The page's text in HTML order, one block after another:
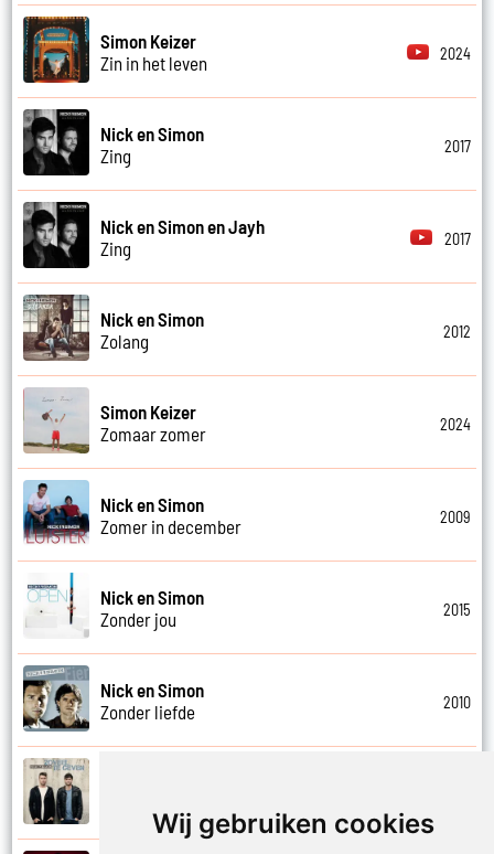
Wij gebruiken cookies
Simon Keizer
Zin in het leven
2024
Nick en Simon
Zing
2017
Nick en Simon en Jayh
Zing
2017
Nick en Simon
Zolang
2012
Simon Keizer
Zomaar zomer
2024
Nick en Simon
Zomer in december
2009
Nick en Simon
Zonder jou
2015
Nick en Simon
Zonder liefde
2010